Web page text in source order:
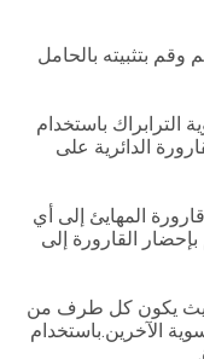
وقم بتثبيته بالحامل
الترابراك باستخدام
الدائرية على
المهايئ إلى أي
القارورة إلى
أداة الضبط 90 درجة بحيث يكون كل طرف من
الآخرين.باستخدام